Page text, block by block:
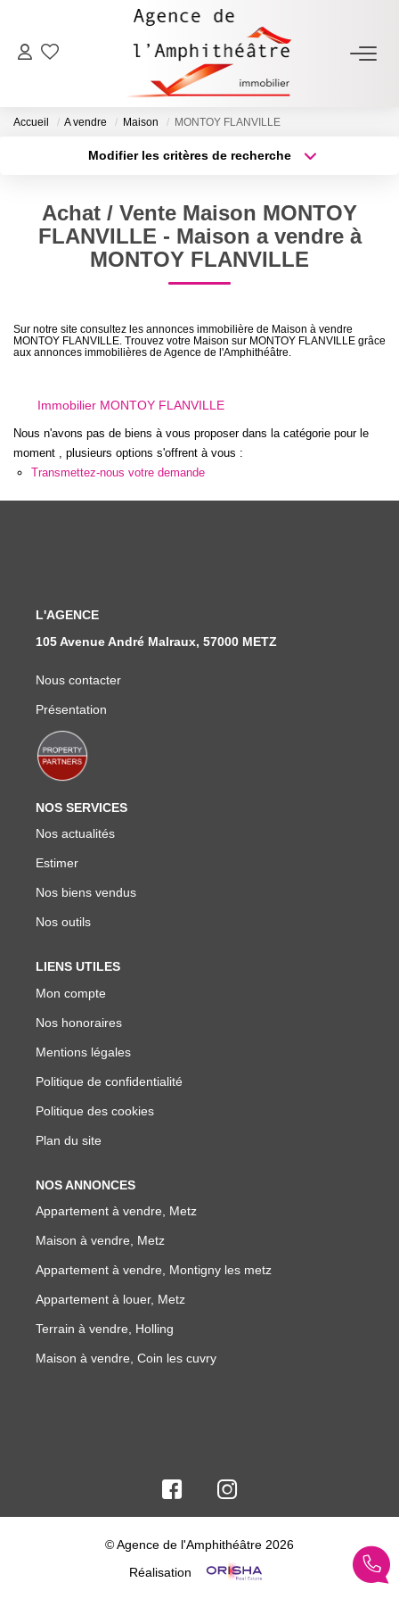
ACHETER
FAIRE GÉRER
Qui Sommes-Nous
Nous Rejoindre
Nos Actualités
CONTACT
Accueil A vendre Maison MONTOY FLANVILLE
Modifier les critères de recherche
Sélectionnez...
Type de bien
Achat / Vente Maison MONTOY
FLANVILLE - Maison a vendre à
MONTOY FLANVILLE
Sur notre site consultez les annonces immobilière de Maison à vendre
MONTOY FLANVILLE. Trouvez votre Maison sur MONTOY FLANVILLE grâce
aux annonces immobilières de Agence de l'Amphithéâtre.
Immobilier MONTOY FLANVILLE
Nous n'avons pas de biens à vous proposer dans la catégorie pour le
moment , plusieurs options s'offrent à vous :
Transmettez-nous votre demande
L'AGENCE
105 Avenue André Malraux, 57000 METZ
Nous contacter
Présentation
NOS SERVICES
Nos actualités
Estimer
Nos biens vendus
Nos outils
LIENS UTILES
Mon compte
Nos honoraires
Mentions légales
Politique de confidentialité
Politique des cookies
Plan du site
NOS ANNONCES
Appartement à vendre, Metz
Maison à vendre, Metz
Appartement à vendre, Montigny les metz
Appartement à louer, Metz
Terrain à vendre, Holling
Maison à vendre, Coin les cuvry
© Agence de l'Amphithéâtre 2026
Réalisation